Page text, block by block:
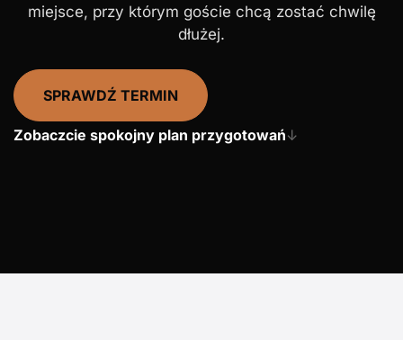
miejsce, przy którym goście chcą zostać chwilę
dłużej.
SPRAWDŹ TERMIN
Zobaczcie spokojny plan przygotowań↓